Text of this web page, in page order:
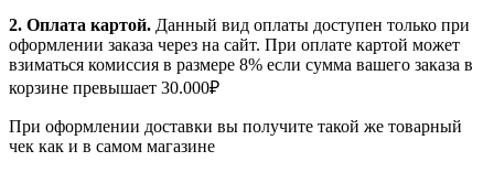
2. Оплата картой. Данный вид оплаты доступен только при
оформлении заказа через на сайт. При оплате картой может
взиматься комиссия в размере 8% если сумма вашего заказа в
корзине превышает 30.000₽
При оформлении доставки вы получите такой же товарный
чек как и в самом магазине